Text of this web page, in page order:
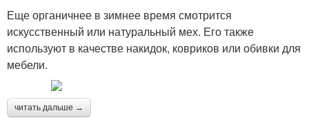
Еще органичнее в зимнее время смотрится
искусственный или натуральный мех. Его также
используют в качестве накидок, ковриков или обивки для
мебели.
читать дальше →